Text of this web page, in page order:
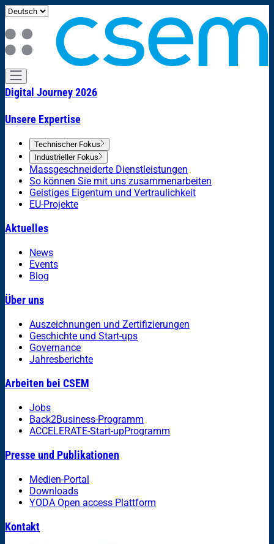
Digital Journey 2026
Unsere Expertise
Technischer Fokus
Industrieller Fokus
Massgeschneiderte Dienstleistungen
So können Sie mit uns zusammenarbeiten
Geistiges Eigentum und Vertraulichkeit
EU-Projekte
Aktuelles
News
Events
Blog
Über uns
Auszeichnungen und Zertifizierungen
Geschichte und Start-ups
Governance
Jahresberichte
Arbeiten bei CSEM
Jobs
Back2Business-Programm
ACCELERATE-Start-upProgramm
Presse und Publikationen
Medien-Portal
Downloads
YODA Open access Plattform
Kontakt